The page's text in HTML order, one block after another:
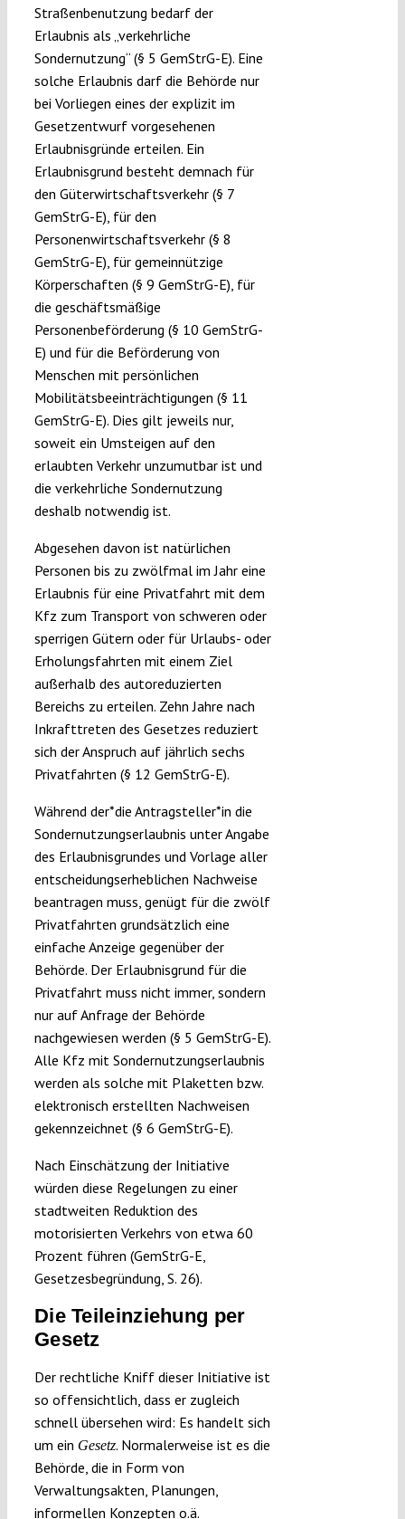
Straßenbenutzung bedarf der
Erlaubnis als „verkehrliche
Sondernutzung“ (§ 5 GemStrG-E). Eine
solche Erlaubnis darf die Behörde nur
bei Vorliegen eines der explizit im
Gesetzentwurf vorgesehenen
Erlaubnisgründe erteilen. Ein
Erlaubnisgrund besteht demnach für
den Güterwirtschaftsverkehr (§ 7
GemStrG-E), für den
Personenwirtschaftsverkehr (§ 8
GemStrG-E), für gemeinnützige
Körperschaften (§ 9 GemStrG-E), für
die geschäftsmäßige
Personenbeförderung (§ 10 GemStrG-
E) und für die Beförderung von
Menschen mit persönlichen
Mobilitätsbeeinträchtigungen (§ 11
GemStrG-E). Dies gilt jeweils nur,
soweit ein Umsteigen auf den
erlaubten Verkehr unzumutbar ist und
die verkehrliche Sondernutzung
deshalb notwendig ist.
Abgesehen davon ist natürlichen
Personen bis zu zwölfmal im Jahr eine
Erlaubnis für eine Privatfahrt mit dem
Kfz zum Transport von schweren oder
sperrigen Gütern oder für Urlaubs- oder
Erholungsfahrten mit einem Ziel
außerhalb des autoreduzierten
Bereichs zu erteilen. Zehn Jahre nach
Inkrafttreten des Gesetzes reduziert
sich der Anspruch auf jährlich sechs
Privatfahrten (§ 12 GemStrG-E).
Während der*die Antragsteller*in die
Sondernutzungserlaubnis unter Angabe
des Erlaubnisgrundes und Vorlage aller
entscheidungserheblichen Nachweise
beantragen muss, genügt für die zwölf
Privatfahrten grundsätzlich eine
einfache Anzeige gegenüber der
Behörde. Der Erlaubnisgrund für die
Privatfahrt muss nicht immer, sondern
nur auf Anfrage der Behörde
nachgewiesen werden (§ 5 GemStrG-E).
Alle Kfz mit Sondernutzungserlaubnis
werden als solche mit Plaketten bzw.
elektronisch erstellten Nachweisen
gekennzeichnet (§ 6 GemStrG-E).
Nach Einschätzung der Initiative
würden diese Regelungen zu einer
stadtweiten Reduktion des
motorisierten Verkehrs von etwa 60
Prozent führen (GemStrG-E,
Gesetzesbegründung, S. 26).
Die Teileinziehung per
Gesetz
Der rechtliche Kniff dieser Initiative ist
so offensichtlich, dass er zugleich
schnell übersehen wird: Es handelt sich
um ein Gesetz. Normalerweise ist es die
Behörde, die in Form von
Verwaltungsakten, Planungen,
informellen Konzepten o.ä.